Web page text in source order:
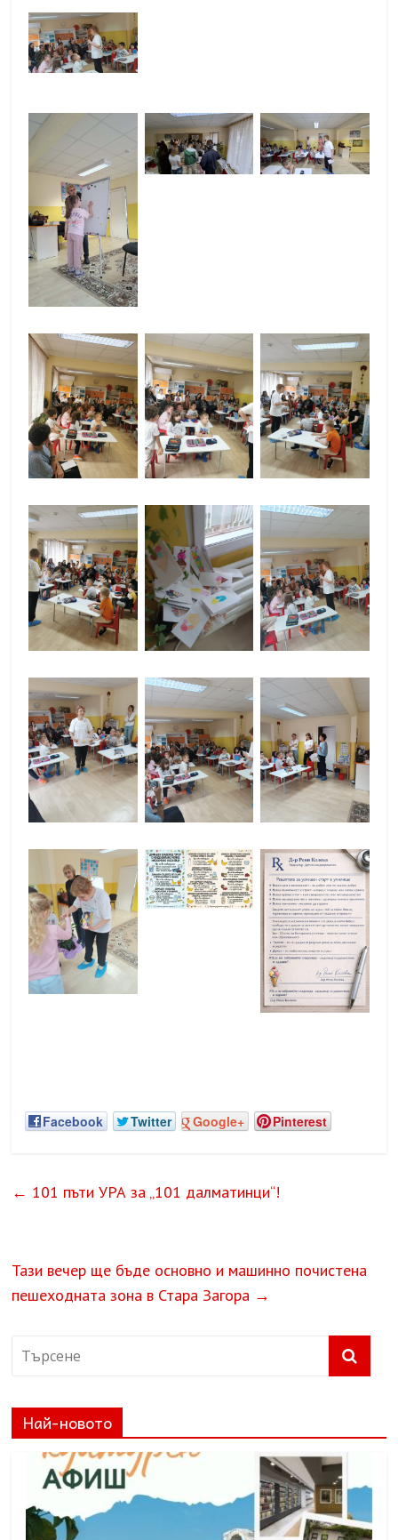
Facebook Twitter Google+ Pinterest
← 101 пъти УРА за „101 далматинци“!
Тази вечер ще бъде основно и машинно почистена
пешеходната зона в Стара Загора →
Най-новото